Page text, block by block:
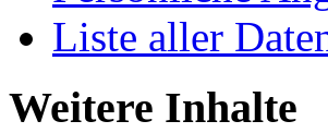
Liste aller
Weitere Inhalte